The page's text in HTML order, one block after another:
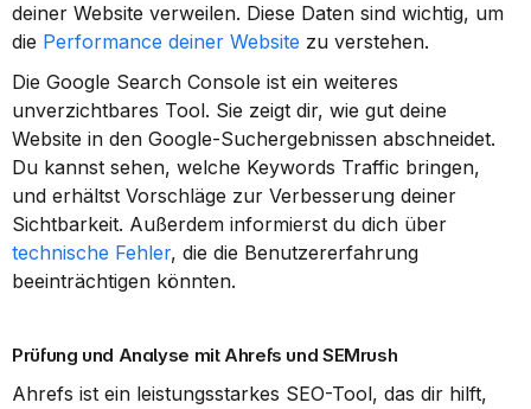
deiner Website verweilen. Diese Daten sind wichtig, um
die Performance deiner Website zu verstehen.
Die Google Search Console ist ein weiteres
unverzichtbares Tool. Sie zeigt dir, wie gut deine
Website in den Google-Suchergebnissen abschneidet.
Du kannst sehen, welche Keywords Traffic bringen,
und erhältst Vorschläge zur Verbesserung deiner
technische Fehler, die die Benutzererfahrung
beeinträchtigen könnten.
Prüfung und Analyse mit Ahrefs und SEMrush
Ahrefs ist ein leistungsstarkes SEO-Tool, das dir hilft,